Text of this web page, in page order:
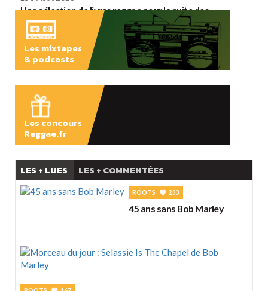
Une sélection de livres reggae pour la suite des
vacances
Les mixtapes
& podcasts
Les concours
Reggae.fr
LES + LUES LES + COMMENTÉES
ROOTS 233
45 ans sans Bob Marley